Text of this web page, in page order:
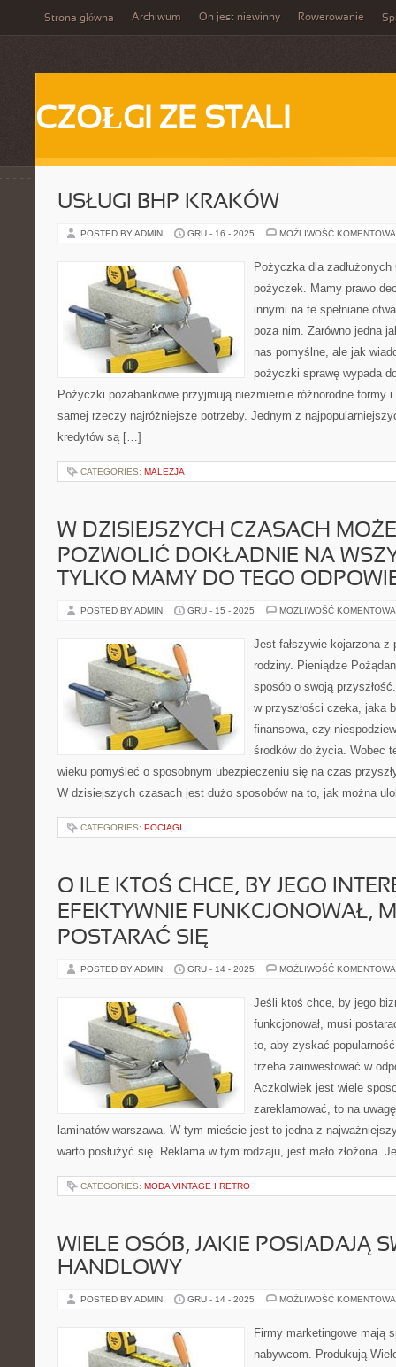
Strona główna Archiwum On jest niewinny Rowerowanie
CZOŁGI ZE STALI
USŁUGI BHP KRAKÓW
POSTED BY ADMIN GRU - 16 - 2025 MOŻLIWOŚĆ
Pożyczka dla
pożyczek. Mamy prawo
innymi na te spełniane
poza nim. Zarówno jedna
nas pomyślne, ale jak
pożyczki sprawę wypada
Pożyczki pozabankowe przyjmują niezmiernie różnorodne formy
samej rzeczy najróżniejsze potrzeby. Jednym z
kredytów są […]
CATEGORIES: MALEZJA
W DZISIEJSZYCH CZASACH
POZWOLIĆ DOKŁADNIE NA
TYLKO MAMY DO TEGO
POSTED BY ADMIN GRU - 15 - 2025 MOŻLIWOŚĆ
Jest fałszywie kojarzona
rodziny. Pieniądze
sposób o swoją
w przyszłości czeka, jaka
finansowa, czy
środków do życia. Wobec
wieku pomyśleć o sposobnym ubezpieczeniu się na czas
W dzisiejszych czasach jest dużo sposobów na to, jak można
CATEGORIES: POCIĄGI
O ILE KTOŚ CHCE, BY JEGO
EFEKTYWNIE FUNKCJONOWAŁ,
POSTARAĆ SIĘ
POSTED BY ADMIN GRU - 14 - 2025 MOŻLIWOŚĆ
Jeśli ktoś chce, by jego
funkcjonował, musi
to, aby zyskać
trzeba zainwestować w
Aczkolwiek jest wiele
zareklamować, to na
laminatów warszawa. W tym mieście jest to jedna z
warto posłużyć się. Reklama w tym rodzaju, jest mało złożona.
CATEGORIES: MODA VINTAGE I RETRO
WIELE OSÓB, JAKIE POSIADAJĄ
HANDLOWY
POSTED BY ADMIN GRU - 14 - 2025 MOŻLIWOŚĆ
Firmy marketingowe mają
nabywcom. Produkują